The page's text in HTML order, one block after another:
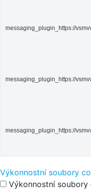
messaging_plugin_https://
messaging_plugin_https://
messaging_plugin_https://
Výkonnostní soubory
Výkonnostní soubory